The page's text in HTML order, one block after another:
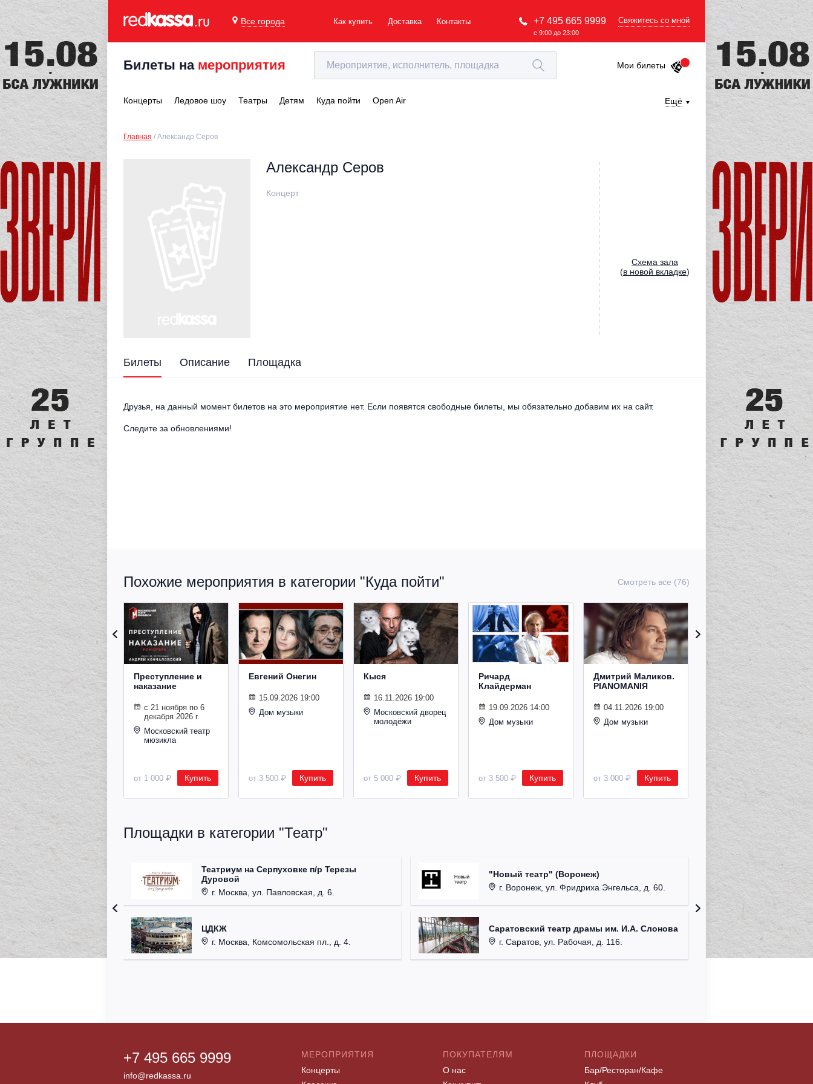
Все города Как купить Доставка Контакты +7 495 665 9999
с 9:00 до 23:00
Свяжитесь со мной
Билеты на мероприятия Мои билеты
Концерты Ледовое шоу Театры Детям Куда пойти Open Air Ещё
Главная Александр Серов
Александр Серов
Концерт
Cхема зала
(в новой вкладке)
Билеты Описание Площадка
Друзья, на данный момент билетов на это мероприятие нет. Если появятся свободные билеты, мы обязательно добавим их на сайт.
Следите за обновлениями!
Похожие мероприятия в категории "Куда пойти" Смотреть все (76)
Преступление и
наказание
с 21 ноября по 6
декабря 2026 г.
Московский театр
мюзикла
от 1 000 ₽ Купить
Евгений Онегин
15.09.2026 19:00
Дом музыки
от 3 500 ₽ Купить
Кыся
16.11.2026 19:00
Московский дворец
молодёжи
от 5 000 ₽ Купить
Ричард
Клайдерман
19.09.2026 14:00
Дом музыки
от 3 500 ₽ Купить
Дмитрий Маликов.
PIANOMANIЯ
04.11.2026 19:00
Дом музыки
от 3 000 ₽ Купить
Рождественский
концерт
Владимира
Спивакова
24.12.2026 19:00
Дом музыки
от 8 500 ₽ Купить
Площадки в категории "Театр"
Театриум на Серпуховке п/р Терезы
Дуровой
г. Москва, ул. Павловская, д. 6.
ЦДКЖ
г. Москва, Комсомольская пл., д. 4.
"Новый театр" (Воронеж)
г. Воронеж, ул. Фридриха Энгельса, д. 60.
Саратовский театр драмы им. И.А. Слонова
г. Саратов, ул. Рабочая, д. 116.
театр"
г.
ДК им.
г.
+7 495 665 9999
info@redkassa.ru
МЕРОПРИЯТИЯ
Концерты
ПОКУПАТЕЛЯМ
О нас
ПЛОЩАДКИ
Бар/Ресторан/Кафе